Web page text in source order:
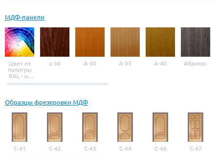
МДФ-панели
Цвет из
палитры
RAL - на
выбор
L-36 A-30 A-35 A-40 Абрикос
Образцы фрезеровки МДФ
С-41 С-42 С-43 С-44 С-46 С-47